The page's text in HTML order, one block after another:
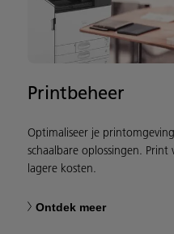
Printbeheer
Optimaliseer je
schaalbare oplossingen.
lagere kosten.
Ontdek meer